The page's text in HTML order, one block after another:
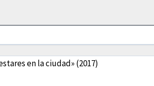
en la ciudad» (2017)